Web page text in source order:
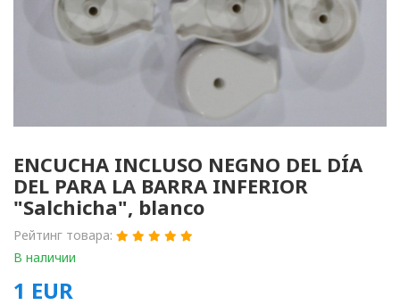
ENCUCHA INCLUSO NEGNO DEL DÍA
DEL PARA LA BARRA INFERIOR
"Salchicha", blanco
Рейтинг товара:
В наличии
1 EUR